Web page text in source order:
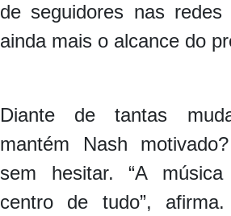
de seguidores nas redes
ainda mais o alcance do
Diante de tantas
mantém Nash
sem hesitar. “A
centro de tudo”, afirma.